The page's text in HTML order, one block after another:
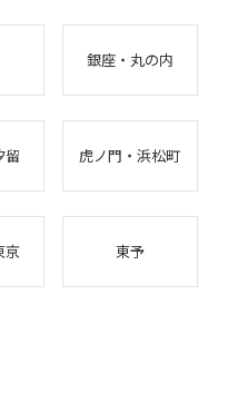
銀座・丸の内
留 虎ノ門・浜松町
京 東予